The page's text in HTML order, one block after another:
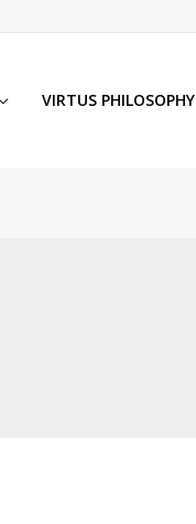
VIRTUS PHILOSOPHY